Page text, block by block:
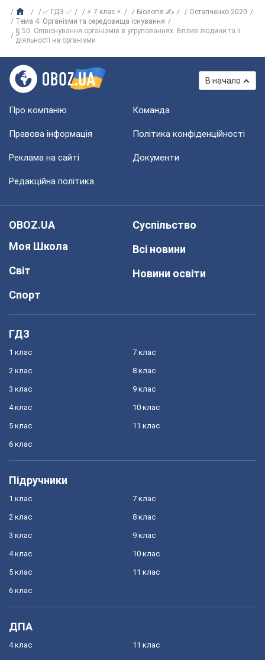
✅ ГДЗ ✅ ⚡ 7 клас ⚡ Біологія ✍
Остапченко 2020
Тема 4. Організми та середовища існування
§ 50. Співіснування організмів в угрупованнях. Вплив людини та її
діяльності на організми
В начало
Про компанію Команда
Правова інформація Політика конфіденційності
Реклама на сайті Документи
Редакційна політика
OBOZ.UA
Моя Школа
Світ
Спорт
Суспільство
Всі новини
Новини освіти
ГДЗ
1 клас
2 клас
3 клас
4 клас
5 клас
6 клас
7 клас
8 клас
9 клас
10 клас
11 клас
Підручники
1 клас
2 клас
3 клас
4 клас
5 клас
6 клас
7 клас
8 клас
9 клас
10 клас
11 клас
ДПА
4 клас 11 клас